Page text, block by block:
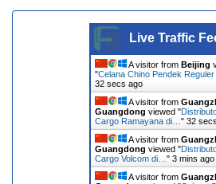
Live Traffic
A visitor from Beijing
"Celana Chino Pendek Reguler
33 secs ago
A visitor from
Guangdong viewed "
Cargo Ramayana di… " 33
A visitor from
Guangdong viewed "
Cargo Volcom di… " 3 mins ago
A visitor from